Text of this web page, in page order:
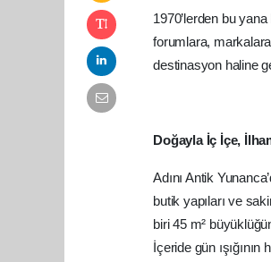
1970’lerden bu
forumlara,
destinasyon haline
Doğayla İç İçe,
Adını Antik
butik yapıları ve
biri 45 m²
İçeride gün